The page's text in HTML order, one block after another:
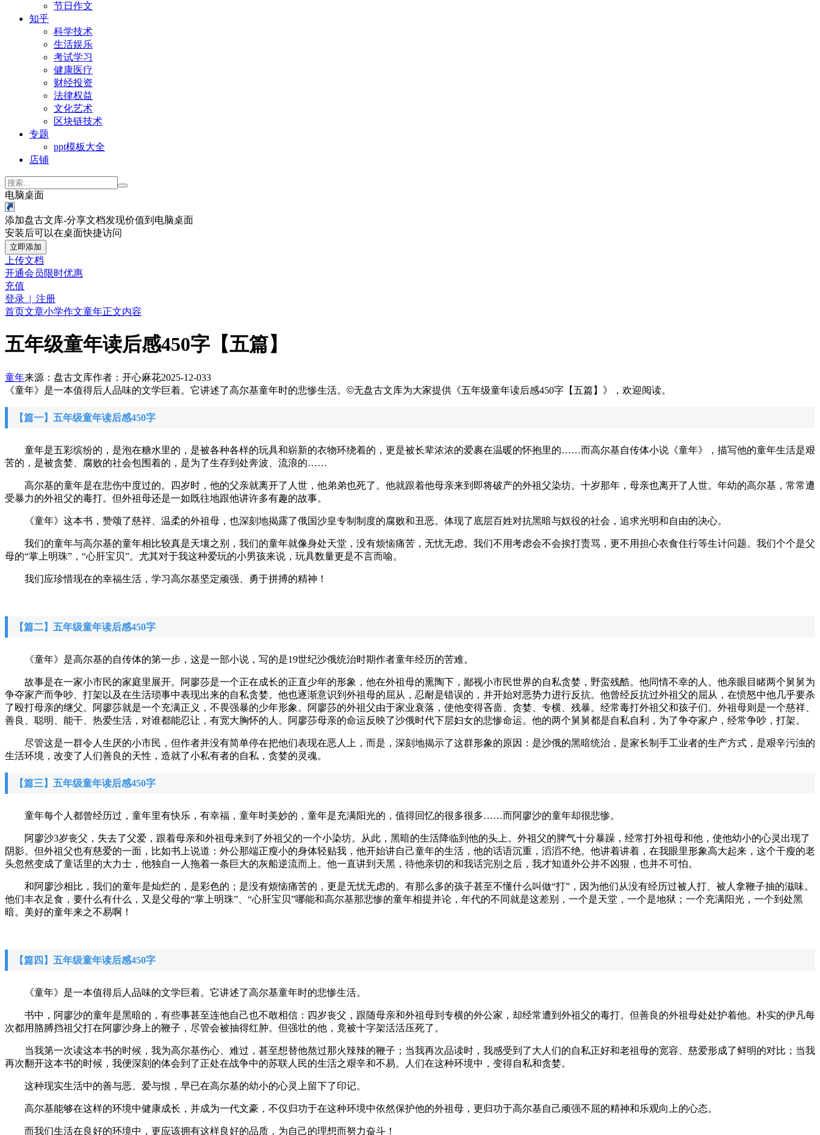
节日作文
知乎
科学技术
生活娱乐
考试学习
健康医疗
财经投资
法律权益
文化艺术
区块链技术
专题
ppt模板大全
店铺
电脑桌面
添加盘古文库-分享文档发现价值到电脑桌面
安装后可以在桌面快捷访问
立即添加
上传文档
开通会员限时优惠
充值
登录 | 注册
首页文章小学作文童年正文内容
五年级童年读后感450字【五篇】
童年来源：盘古文库作者：开心麻花2025-12-033
《童年》是一本值得后人品味的文学巨着。它讲述了高尔基童年时的悲惨生活。 ©无盘古文库为大家提供《五年级童年读后感450字【五篇】》，欢迎阅读。
【篇一】五年级童年读后感450字
童年是五彩缤纷的，是泡在糖水里的，是被各种各样的玩具和崭新的衣物环绕着的，更是被长辈浓浓的爱裹在温暖的怀抱里的……而高尔基自传体小说《童年》，描写他的童年生活是艰
苦的，是被贪婪、腐败的社会包围着的，是为了生存到处奔波、流浪的……
高尔基的童年是在悲伤中度过的。四岁时，他的父亲就离开了人世，他弟弟也死了。他就跟着他母亲来到即将破产的外祖父染坊。十岁那年，母亲也离开了人世。年幼的高尔基，常常遭
受暴力的外祖父的毒打。但外祖母还是一如既往地跟他讲许多有趣的故事。
《童年》这本书，赞颂了慈祥、温柔的外祖母，也深刻地揭露了俄国沙皇专制制度的腐败和丑恶。体现了底层百姓对抗黑暗与奴役的社会，追求光明和自由的决心。
我们的童年与高尔基的童年相比较真是天壤之别，我们的童年就像身处天堂，没有烦恼痛苦，无忧无虑。我们不用考虑会不会挨打责骂，更不用担心衣食住行等生计问题。我们个个是父
母的“掌上明珠”，“心肝宝贝”。尤其对于我这种爱玩的小男孩来说，玩具数量更是不言而喻。
我们应珍惜现在的幸福生活，学习高尔基坚定顽强、勇于拼搏的精神！
【篇二】五年级童年读后感450字
《童年》是高尔基的自传体的第一步，这是一部小说，写的是19世纪沙俄统治时期作者童年经历的苦难。
故事是在一家小市民的家庭里展开。阿廖莎是一个正在成长的正直少年的形象，他在外祖母的熏陶下，鄙视小市民世界的自私贪婪，野蛮残酷。他同情不幸的人。他亲眼目睹两个舅舅为
争夺家产而争吵、打架以及在生活琐事中表现出来的自私贪婪。他也逐渐意识到外祖母的屈从，忍耐是错误的，并开始对恶势力进行反抗。他曾经反抗过外祖父的屈从，在愤怒中他几乎要杀
了殴打母亲的继父。阿廖莎就是一个充满正义，不畏强暴的少年形象。阿廖莎的外祖父由于家业衰落，使他变得吝啬、贪婪、专横、残暴。经常毒打外祖父和孩子们。外祖母则是一个慈祥、
善良、聪明、能干、热爱生活，对谁都能忍让，有宽大胸怀的人。阿廖莎母亲的命运反映了沙俄时代下层妇女的悲惨命运。他的两个舅舅都是自私自利，为了争夺家户，经常争吵，打架。
尽管这是一群令人生厌的小市民，但作者并没有简单停在把他们表现在恶人上，而是，深刻地揭示了这群形象的原因：是沙俄的黑暗统治，是家长制手工业者的生产方式，是艰辛污浊的
生活环境，改变了人们善良的天性，造就了小私有者的自私，贪婪的灵魂。
【篇三】五年级童年读后感450字
童年每个人都曾经历过，童年里有快乐，有幸福，童年时美妙的，童年是充满阳光的，值得回忆的很多很多……而阿廖沙的童年却很悲惨。
阿廖沙3岁丧父，失去了父爱，跟着母亲和外祖母来到了外祖父的一个小染坊。从此，黑暗的生活降临到他的头上。外祖父的脾气十分暴躁，经常打外祖母和他，使他幼小的心灵出现了
阴影。但外祖父也有慈爱的一面，比如书上说道：外公那端正瘦小的身体轻贴我，他开始讲自己童年的生活，他的话语沉重，滔滔不绝。他讲着讲着，在我眼里形象高大起来，这个干瘦的老
头忽然变成了童话里的大力士，他独自一人拖着一条巨大的灰船逆流而上。他一直讲到天黑，待他亲切的和我话完别之后，我才知道外公并不凶狠，也并不可怕。
和阿廖沙相比，我们的童年是灿烂的，是彩色的；是没有烦恼痛苦的，更是无忧无虑的。有那么多的孩子甚至不懂什么叫做“打”，因为他们从没有经历过被人打、被人拿鞭子抽的滋味。
他们丰衣足食，要什么有什么，又是父母的“掌上明珠”、“心肝宝贝”哪能和高尔基那悲惨的童年相提并论，年代的不同就是这差别，一个是天堂，一个是地狱；一个充满阳光，一个到处黑
暗。美好的童年来之不易啊！
【篇四】五年级童年读后感450字
《童年》是一本值得后人品味的文学巨着。它讲述了高尔基童年时的悲惨生活。
书中，阿廖沙的童年是黑暗的，有些事甚至连他自己也不敢相信：四岁丧父，跟随母亲和外祖母到专横的外公家，却经常遭到外祖父的毒打。但善良的外祖母处处护着他。朴实的伊凡每
次都用胳膊挡祖父打在阿廖沙身上的鞭子，尽管会被抽得红肿。但强壮的他，竟被十字架活活压死了。
当我第一次读这本书的时候，我为高尔基伤心、难过，甚至想替他熬过那火辣辣的鞭子；当我再次品读时，我感受到了大人们的自私正好和老祖母的宽容、慈爱形成了鲜明的对比；当我
再次翻开这本书的时候，我便深刻的体会到了正处在战争中的苏联人民的生活之艰辛和不易。人们在这种环境中，变得自私和贪婪。
这种现实生活中的善与恶、爱与恨，早已在高尔基的幼小的心灵上留下了印记。
高尔基能够在这样的环境中健康成长，并成为一代文豪，不仅归功于在这种环境中依然保护他的外祖母，更归功于高尔基自己顽强不屈的精神和乐观向上的心态。
而我们生活在良好的环境中，更应该拥有这样良好的品质，为自己的理想而努力奋斗！